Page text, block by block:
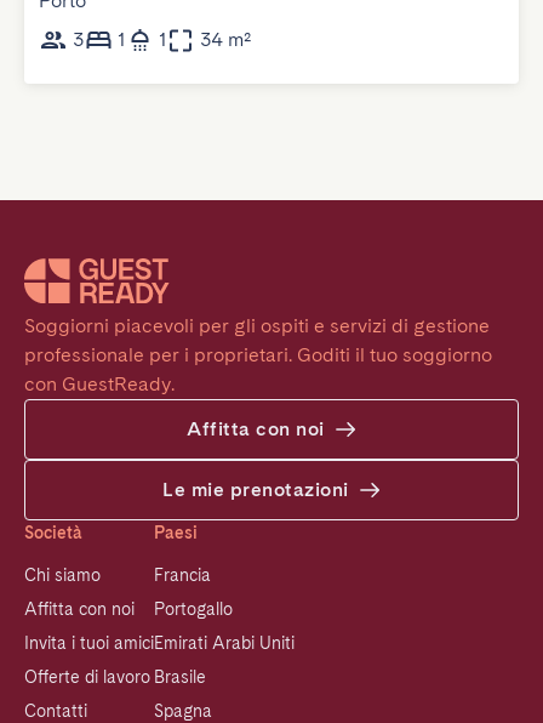
3
1 1 34 m²
Soggiorni piacevoli per gli ospiti e servizi di gestione
professionale per i proprietari. Goditi il tuo soggiorno
con GuestReady.
Affitta con noi
Le mie prenotazioni
Società
Chi siamo
Affitta con noi
Invita i tuoi amici
Offerte di lavoro
Contatti
Paesi
Francia
Portogallo
Emirati Arabi Uniti
Brasile
Spagna